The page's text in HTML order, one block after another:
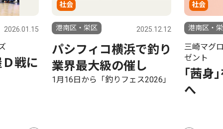
2026.01.15
戦に
社会
港南区・栄区 2025.12.12
パシフィコ横浜で釣り
業界最大級の催し
1月16日から「釣りフェス2026」
社会
港南区・
三崎マグ
ゼント
｢茜身
へ